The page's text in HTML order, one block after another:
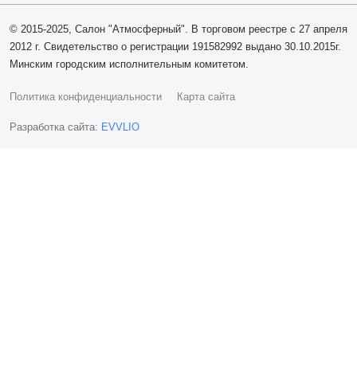
© 2015-2025, Салон "Атмосферный". В торговом реестре с 27 апреля
2012 г. Свидетельство о регистрации 191582992 выдано 30.10.2015г.
Минским городским исполнительным комитетом.
Политика конфиденциальности Карта сайта
Разработка сайта: EVVLIO